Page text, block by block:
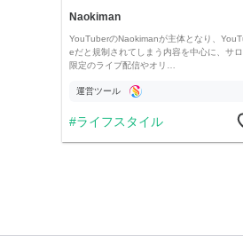
Naokiman
YouTuberのNaokimanが主体となり、
eだと規制されてしまう内容を中心に、サ
限定のライブ配信やオリ…
運営ツール
ライフスタイル